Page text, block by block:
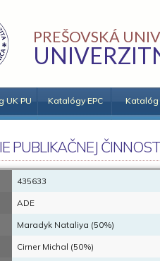
PREŠOVSKÁ
UK PU Katalógy EPC Katalóg
PUBLIKAČNEJ
435633
ADE
Maradyk Nataliya (50%)
Cirner Michal (50%)